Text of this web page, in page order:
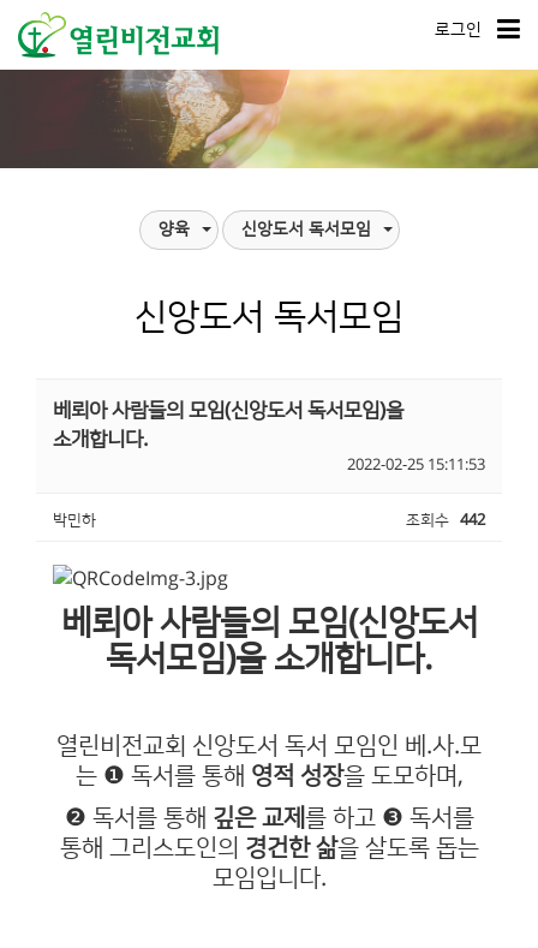
로그인
양육 신앙도서 독서모임
신앙도서 독서모임
베뢰아 사람들의 모임(신앙도서 독서모임)을
소개합니다.
2022-02-25 15:11:53
박민하 조회수 442
베뢰아 사람들의 모임(신앙도서
독서모임)을 소개합니다.
열린비전교회 신앙도서 독서 모임인 베.사.모
는 ❶ 독서를 통해 영적 성장을 도모하며,
❷ 독서를 통해 깊은 교제 를 하고 ❸ 독서를
통해 그리스도인의 경건한 삶을 살도록 돕는
모임입니다.